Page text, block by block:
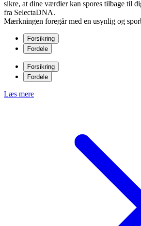
sikre, at dine værdier kan spores tilbage til
fra SelectaDNA.
Mærkningen foregår med en usynlig og
Forsikring
Fordele
Forsikring
Fordele
Læs mere